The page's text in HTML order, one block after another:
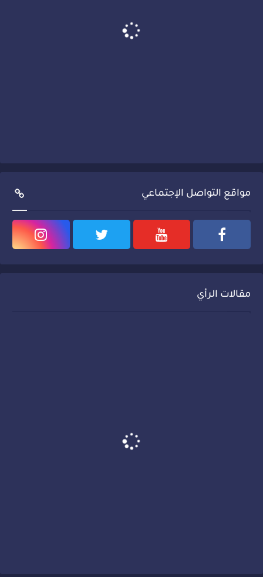
مواقع التواصل الإجتماعي
مقالات الرأي